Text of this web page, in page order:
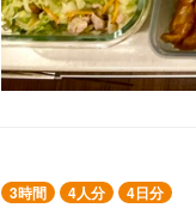
3時間 4人分 4日分